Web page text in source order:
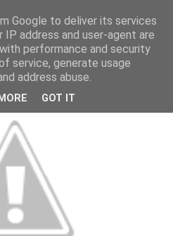
Google to deliver its services
IP address and user-agent are
performance and security
service, generate usage
address abuse.
GOT IT